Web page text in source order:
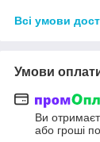
Всі умови
Умови
Ви
або гроші